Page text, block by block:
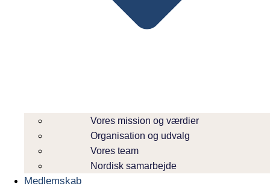
Vores mission og værdier
Organisation og udvalg
Vores team
Nordisk samarbejde
Medlemskab